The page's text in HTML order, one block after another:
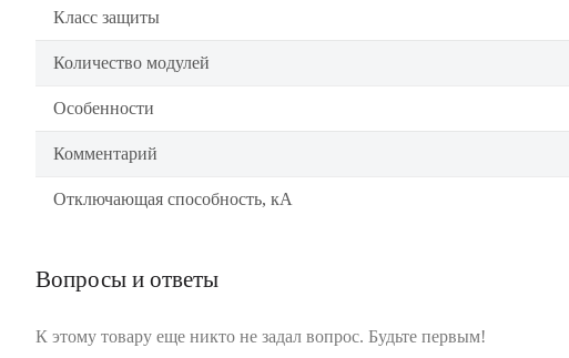
Класс защиты
Количество модулей
Особенности
Комментарий
Отключающая способность, кА
Вопросы и ответы
К этому товару еще никто не задал вопрос. Будьте первым!